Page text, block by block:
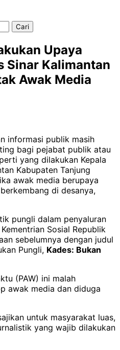
Upaya
Sinar Kalimantan
Awak Media
informasi publik masih
bagi pejabat publik atau
yang dilakukan Kepala
Kabupaten Tanjung
awak media berupaya
di desanya,
pungli dalam penyaluran
Sosial Republik
sebelumnya dengan judul
Pungli, Kades: Bukan
(PAW) ini malah
awak media dan diduga
untuk masyarakat luas,
yang wajib dilakukan